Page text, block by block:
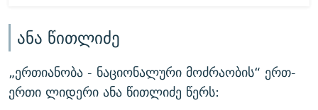
ანა წითლიძე
„ერთიანობა - ნაციონალური მოძრაობის“ ერთ-
ერთი ლიდერი ანა წითლიძე წერს: